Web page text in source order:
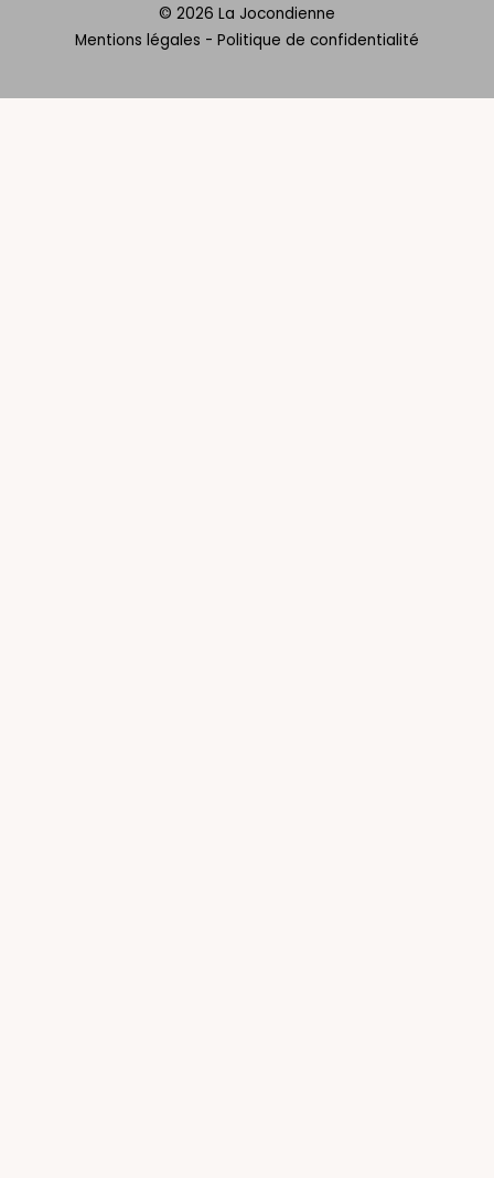
© 2026 La Jocondienne
Mentions légales - Politique de confidentialité